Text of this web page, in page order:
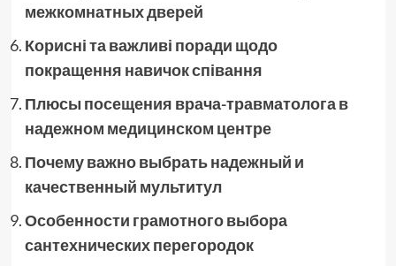
межкомнатных дверей
Корисні та важливі поради щодо
покращення навичок співання
Плюсы посещения врача-травматолога в
надежном медицинском центре
Почему важно выбрать надежный и
качественный мультитул
Особенности грамотного выбора
сантехнических перегородок